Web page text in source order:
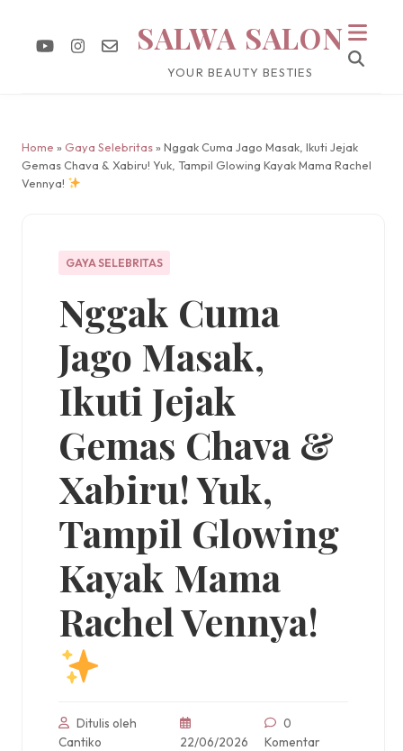
SALWA SALON
YOUR BEAUTY BESTIES
Home » Gaya Selebritas» Nggak Cuma Jago Masak, Ikuti Jejak
Gemas Chava & Xabiru! Yuk, Tampil Glowing Kayak Mama Rachel
Vennya!
GAYA SELEBRITAS
Nggak Cuma
Jago Masak,
Ikuti Jejak
Gemas Chava &
Xabiru! Yuk,
Tampil Glowing
Kayak Mama
Rachel Vennya!
Ditulis oleh
Cantiko
22/06/2026
0
Komentar